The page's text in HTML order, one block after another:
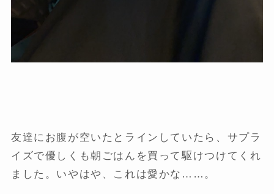
友達にお腹が空いたとラインしていたら、サプラ
イズで優しくも朝ごはんを買って駆けつけてくれ
ました。いやはや、これは愛かな……。